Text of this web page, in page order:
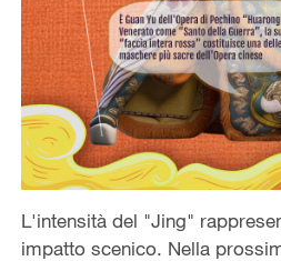
L'intensità del "Jing"
impatto scenico. Nella